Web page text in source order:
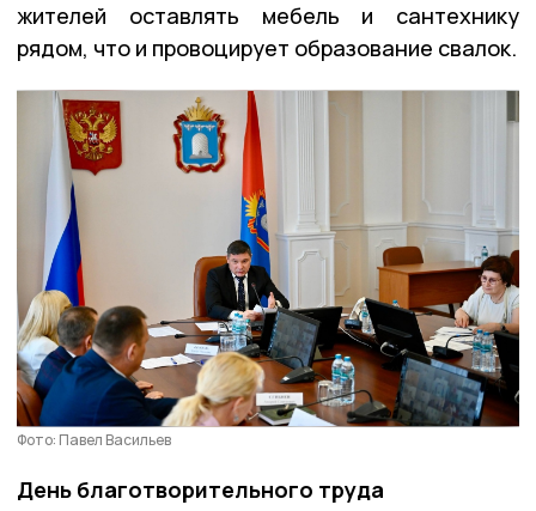
жителей оставлять мебель и сантехнику
рядом, что и провоцирует образование свалок.
Фото: Павел Васильев
День благотворительного труда